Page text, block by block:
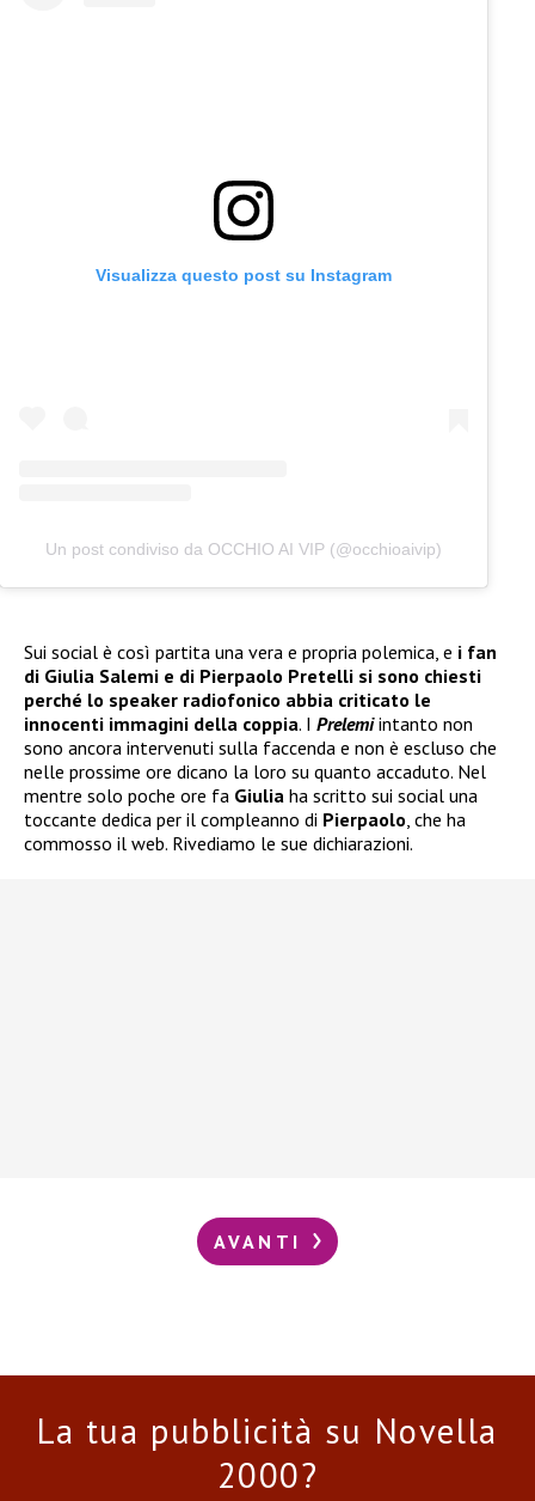
Visualizza questo post su Instagram
Un post condiviso da OCCHIO AI VIP (@occhioaivip)
Sui social è così partita una vera e propria polemica, e i fan
di Giulia Salemi e di Pierpaolo Pretelli si sono chiesti
perché lo speaker radiofonico abbia criticato le
innocenti immagini della coppia. I Prelemiintanto non
sono ancora intervenuti sulla faccenda e non è escluso che
nelle prossime ore dicano la loro su quanto accaduto. Nel
mentre solo poche ore fa Giulia ha scritto sui social una
toccante dedica per il compleanno di Pierpaolo , che ha
commosso il web. Rivediamo le sue dichiarazioni.
AVANTI
La tua pubblicità su Novella
2000?